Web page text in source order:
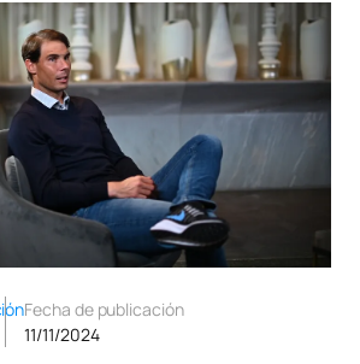
Fecha de publicación
11/11/2024